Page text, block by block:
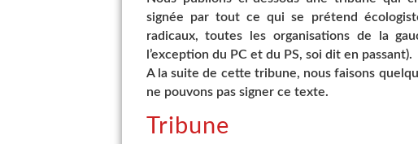
signée par tout ce qui se prétend
radicaux, toutes les organisations de la
l’exception du PC et du PS, soi dit en passant).
A la suite de cette tribune, nous faisons
ne pouvons pas signer ce texte.
Tribune